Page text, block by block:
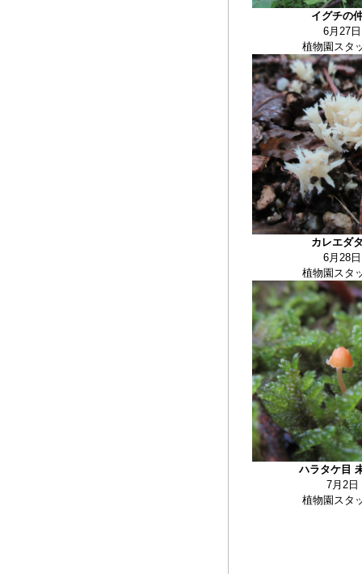
イグチの
6月27日
植物園スタ
カレエダ
6月28日
植物園スタ
ハラタケ目
7月2日
植物園スタ